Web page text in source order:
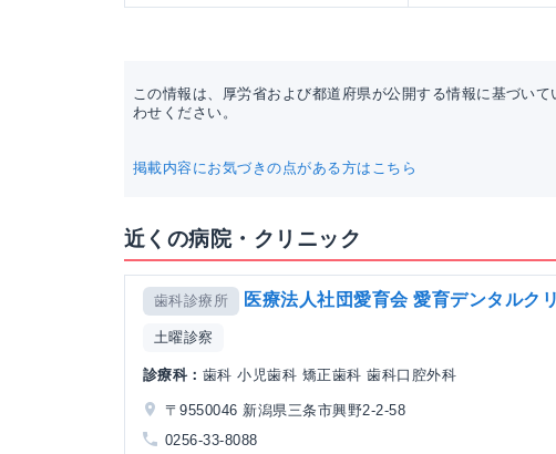
この情報は、厚労省および都道府県が公開する情報に基づい
わせください。
掲載内容にお気づきの点がある方はこちら
近くの病院・クリニック
歯科診療所 医療法人社団愛育会 愛育デンタルク
土曜診察
診療科： 歯科 小児歯科 矯正歯科 歯科口腔外科
〒9550046 新潟県三条市興野2-2-58
0256-33-8088